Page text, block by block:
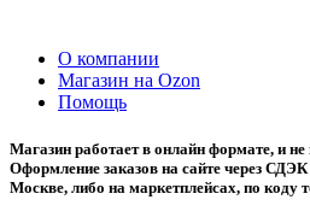
О компании
Магазин на Ozon
Помощь
Магазин работает в онлайн формате, и
Оформление заказов на сайте через
Москве, либо на маркетплейсах, по коду